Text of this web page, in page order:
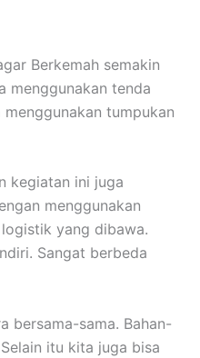
Berkemah semakin
menggunakan tenda
tumpukan
kegiatan ini juga
menggunakan
yang dibawa.
Sangat berbeda
bersama-sama. Bahan-
itu kita juga bisa